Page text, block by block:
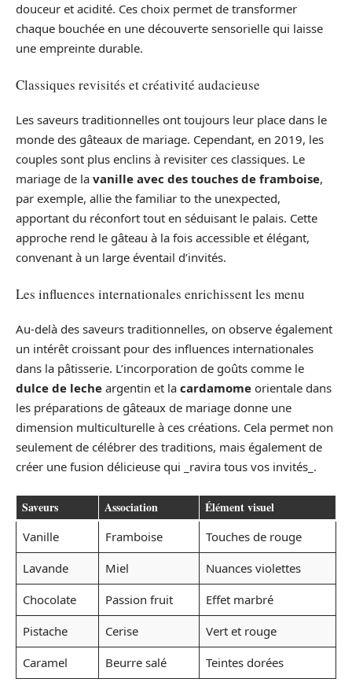
douceur et acidité. Ces choix permet de transformer
chaque bouchée en une découverte sensorielle qui laisse
une empreinte durable.
Classiques revisités et créativité audacieuse
Les saveurs traditionnelles ont toujours leur place dans le
monde des gâteaux de mariage. Cependant, en 2019, les
couples sont plus enclins à revisiter ces classiques. Le
mariage de la vanille avec des touches de framboise,
par exemple, allie the familiar to the unexpected,
apportant du réconfort tout en séduisant le palais. Cette
approche rend le gâteau à la fois accessible et élégant,
convenant à un large éventail d’invités.
Les influences internationales enrichissent les menu
Au-delà des saveurs traditionnelles, on observe également
un intérêt croissant pour des influences internationales
dans la pâtisserie. L’incorporation de goûts comme le
dulce de leche argentin et la cardamome orientale dans
les préparations de gâteaux de mariage donne une
dimension multiculturelle à ces créations. Cela permet non
seulement de célébrer des traditions, mais également de
créer une fusion délicieuse qui _ravira tous vos invités_.
Saveurs Association Élément visuel
Vanille Framboise
Touches de rouge
Lavande
Miel
Nuances violettes
Chocolate
Passion fruit
Effet marbré
Pistache
Cerise
Vert et rouge
Caramel
Beurre salé Teintes dorées